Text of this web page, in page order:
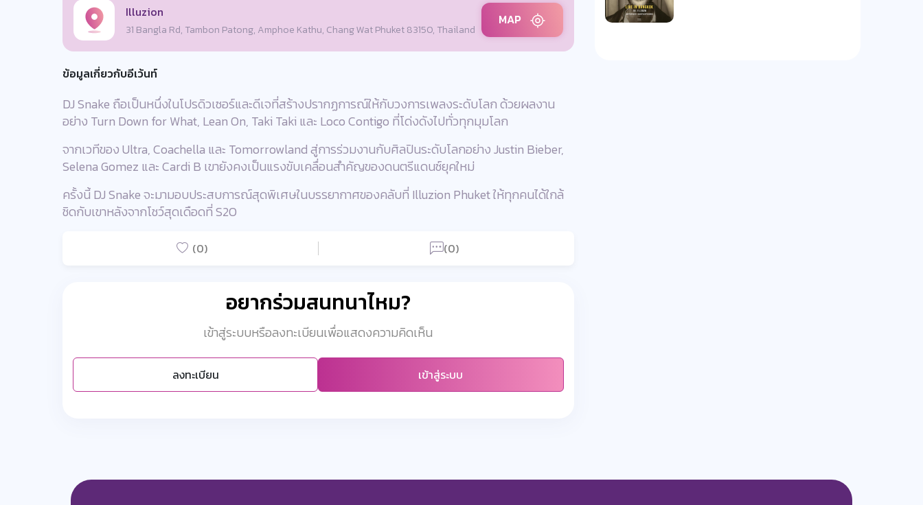
Illuzion
31 Bangla Rd, Tambon Patong, Amphoe Kathu, Chang Wat Phuket 83150, Thailand
MAP
ข้อมูลเกี่ยวกับอีเว้นท์
DJ Snake ถือเป็นหนึ่งในโปรดิวเซอร์และดีเจที่สร้างปรากฏการณ์ให้กับวงการเพลงระดับโลก ด้วยผลงาน
อย่าง Turn Down for What, Lean On, Taki Taki และ Loco Contigo ที่โด่งดังไปทั่วทุกมุมโลก
จากเวทีของ Ultra, Coachella และ Tomorrowland สู่การร่วมงานกับศิลปินระดับโลกอย่าง Justin Bieber,
Selena Gomez และ Cardi B เขายังคงเป็นแรงขับเคลื่อนสำคัญของดนตรีแดนซ์ยุคใหม่
ครั้งนี้ DJ Snake จะมามอบประสบการณ์สุดพิเศษในบรรยากาศของคลับที่ Illuzion Phuket ให้ทุกคนได้ใกล้
ชิดกับเขาหลังจากโชว์สุดเดือดที่ S2O
(0) (0)
อยากร่วมสนทนาไหม?
เข้าสู่ระบบหรือลงทะเบียนเพื่อแสดงความคิดเห็น
ลงทะเบียน เข้าสู่ระบบ